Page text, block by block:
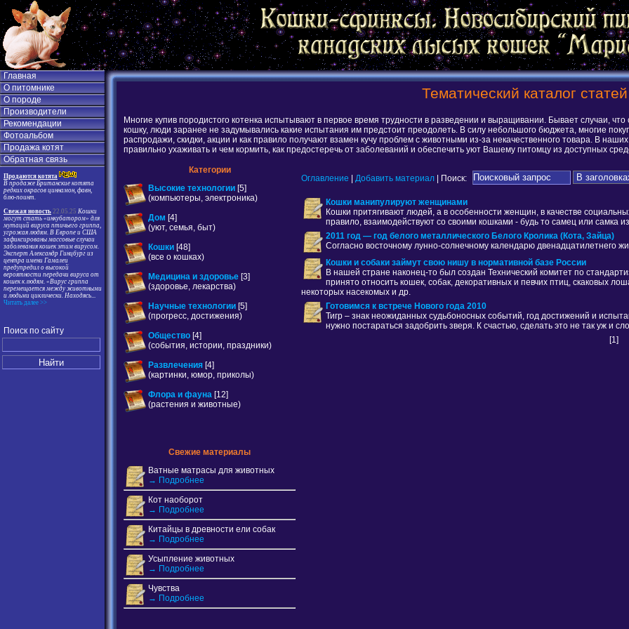
Главная
О питомнике
О породе
Производители
Рекомендации
Фотоальбом
Продажа котят
Обратная связь
Продаются котята
В продаже Британские котята
редких окрасов циннамон, фавн,
блю-поинт.
Свежая новость 22.05.25 Кошки
могут стать «инкубатором» для
мутаций вируса птичьего гриппа,
угрожая людям. В Европе и США
зафиксированы массовые случаи
заболевания кошек этим вирусом.
Эксперт Александр Гинцбург из
центра имени Гамалеи
предупредил о высокой
вероятности передачи вируса от
кошек к людям. «Вирус гриппа
перемещается между животными
и людьми циклически. Находясь...
Читать далее >>
Поиск по сайту
Тематический каталог статей
Многие купив породистого котенка испытывают в первое время трудности в разведении и выращивании. Бывает случаи, что
кошку, люди заранее не задумывались какие испытания им предстоит преодолеть. В силу небольшого бюджета, многие
распродажи, скидки, акции и как правило получают взамен кучу проблем с животными из-за некачественного товара. В
правильно ухаживать и чем кормить, как предостеречь от заболеваний и обеспечить уют Вашему питомцу из доступных
Категории
Высокие технологии [5]
(компьютеры, электроника)
Дом [4]
(уют, семья, быт)
Кошки [48]
(все о кошках)
Медицина и здоровье [3]
(здоровье, лекарства)
Научные технологии [5]
(прогресс, достижения)
Общество [4]
(события, истории, праздники)
Развлечения [4]
(картинки, юмор, приколы)
Флора и фауна [12]
(растения и животные)
Свежие материалы
Ватные матрасы для животных
→ Подробнее
Кот наоборот
→ Подробнее
Китайцы в древности ели собак
→ Подробнее
Усыпление животных
→ Подробнее
Чувства
→ Подробнее
Оглавление | Добавить материал | Поиск:
Кошки манипулируют женщинами
Кошки притягивают людей, а в особенности женщин, в качестве
правило, взаимодействуют со своими кошками - будь то самец или самка
2011 год — год белого металлического Белого Кролика (Кота, Зайца)
Согласно восточному лунно-солнечному календарю двенадцатилетнего
Кошки и собаки займут свою нишу в нормативной базе России
В нашей стране наконец-то был создан Технический комитет по
принято относить кошек, собак, декоративных и певчих птиц, скаковых
некоторых насекомых и др.
Готовимся к встрече Нового года 2010
Тигр – знак неожиданных судьбоносных событий, год достижений и
нужно постараться задобрить зверя. К счастью, сделать это не так уж и
[1]